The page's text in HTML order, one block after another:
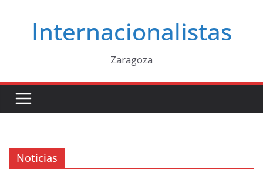
contenidoInternacionalistas
Zaragoza
Noticias